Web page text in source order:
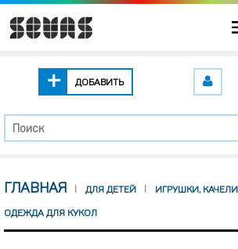
ДОБАВИТЬ
ГЛАВНАЯ ДЛЯ ДЕТЕЙ ИГРУШКИ, КАЧЕЛИ
ОДЕЖДА ДЛЯ КУКОЛ